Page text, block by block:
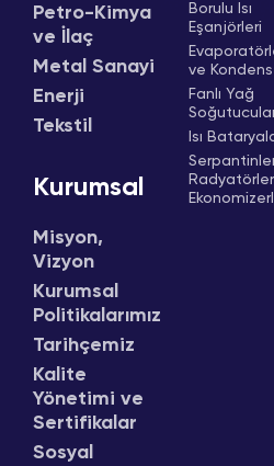
Petro-Kimya
ve İlaç
Metal Sanayi
Enerji
Tekstil
Kurumsal
Misyon,
Vizyon
Kurumsal
Politikalarımız
Tarihçemiz
Kalite
Yönetimi ve
Sertifikalar
Sosyal
Borulu Isı
Eşanjörleri
ve
Fanlı Yağ
Isı